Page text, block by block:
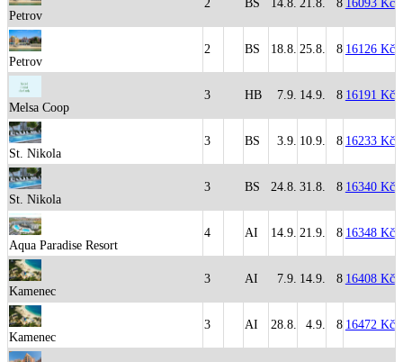
Petrov
2 BS 14.8. 21.8. 8 16093 Kč
Petrov
2 BS 18.8. 25.8. 8 16126 Kč
Melsa Coop
3 HB 7.9. 14.9. 8 16191 Kč
St. Nikola
3 BS 3.9. 10.9. 8 16233 Kč
St. Nikola
3 BS 24.8. 31.8. 8 16340 Kč
Aqua Paradise Resort
4 AI 14.9. 21.9. 8 16348 Kč
Kamenec
3 AI 7.9. 14.9. 8 16408 Kč
Kamenec
3 AI 28.8. 4.9. 8 16472 Kč